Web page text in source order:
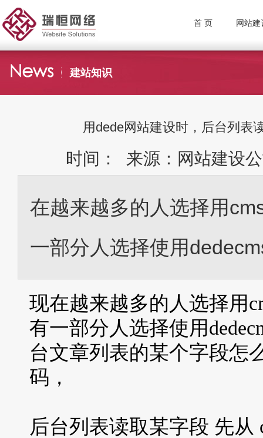
首 页 网站建
建站知识
用dede网站建设时，后台列表
时间： 来源：网站建设
在越来越多的人选择用
一部分人选择使用
现在越来越多的人选择用
有一部分人选择使用
台文章列表的某个字段怎
码，
后台列表读取某字段 先从